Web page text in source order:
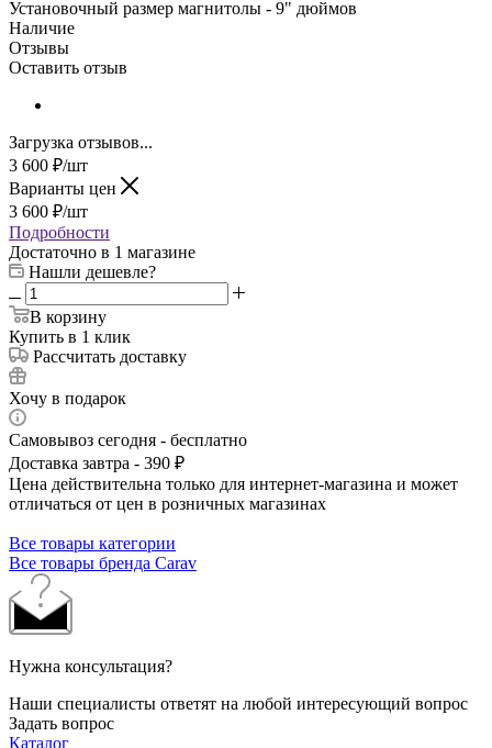
Установочный размер магнитолы - 9" дюймов
Наличие
Отзывы
Оставить отзыв
Загрузка отзывов...
3 600 ₽/шт
Варианты цен
3 600 ₽/шт
Подробности
Достаточно в 1 магазине
Нашли дешевле?
В корзину
Купить в 1 клик
Рассчитать доставку
Хочу в подарок
Самовывоз сегодня - бесплатно
Доставка завтра - 390 ₽
Цена действительна только для интернет-магазина и может
отличаться от цен в розничных магазинах
Все товары категории
Все товары бренда Carav
Нужна консультация?
Наши специалисты ответят на любой интересующий вопрос
Задать вопрос
Каталог